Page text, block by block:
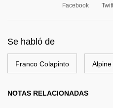
Facebook
Se habló de
Franco Colapinto Alpine
NOTAS RELACIONADAS